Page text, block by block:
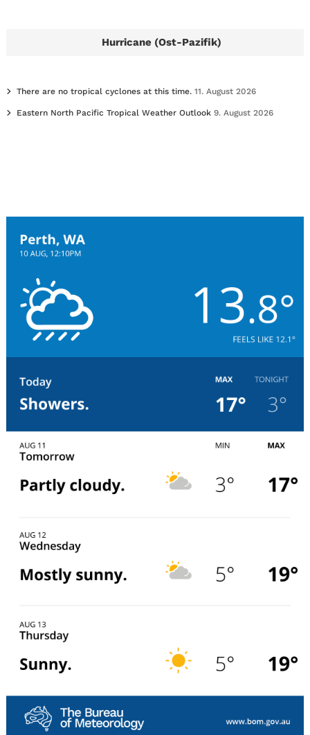
Hurricane (Ost-Pazifik)
There are no tropical cyclones at this time. 11. August 2026
Eastern North Pacific Tropical Weather Outlook 9. August 2026